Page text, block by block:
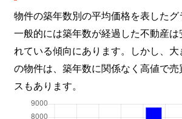
物件の築年数別の平均価格を表したグ
一般的には築年数が経過した不動産は
れている傾向にあります。しかし、
の物件は、築年数に関係なく高値で
スもあります。